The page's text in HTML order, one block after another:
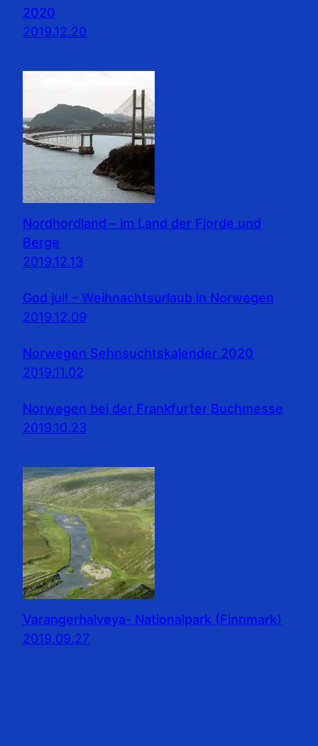
2020
2019.12.20
Nordhordland – im Land der Fjorde und
Berge
2019.12.13
God jul! – Weihnachtsurlaub in Norwegen
2019.12.09
Norwegen Sehnsuchtskalender 2020
2019.11.02
Norwegen bei der Frankfurter Buchmesse
2019.10.23
Varangerhalvøya- Nationalpark (Finnmark)
2019.09.27